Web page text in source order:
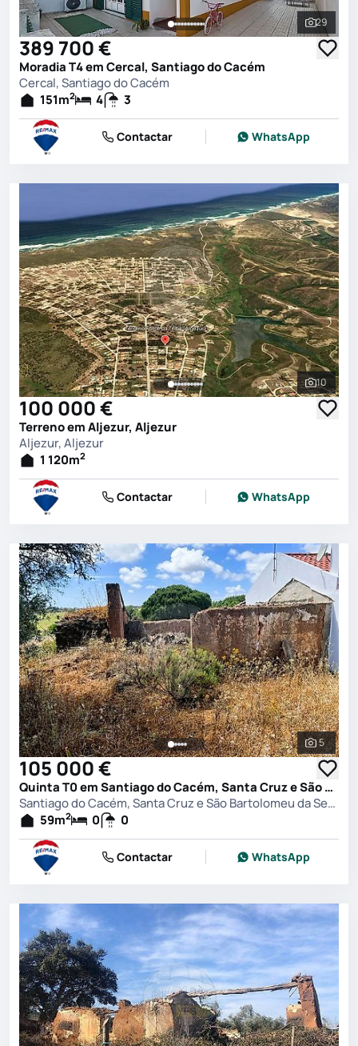
Ver
29
389 700 €
Moradia T4 em Cercal, Santiago do Cacém
Cercal, Santiago do Cacém
151m2 4 3
Contactar WhatsApp
Ver
10
100 000 €
Terreno em Aljezur, Aljezur
Aljezur, Aljezur
1 120m2
Contactar WhatsApp
Ver
5
105 000 €
Quinta T0 em Santiago do Cacém, Santa Cruz e São Bartolomeu da Serra, Santiago do Cacém
Santiago do Cacém, Santa Cruz e São Bartolomeu da Serra, Santiago do Cacém
59m2 0 0
Contactar WhatsApp